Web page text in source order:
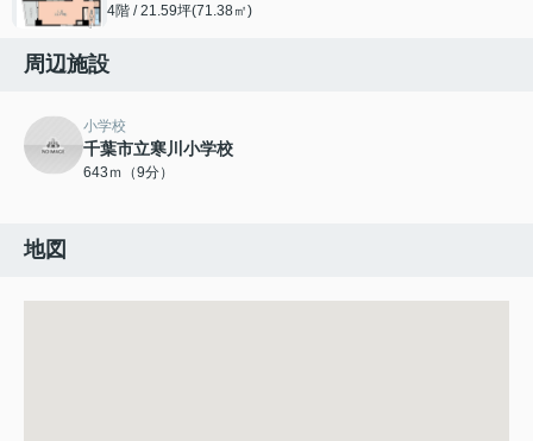
4階 / 21.59坪(71.38㎡)
周辺施設
小学校
千葉市立寒川小学校
643ｍ（9分）
地図